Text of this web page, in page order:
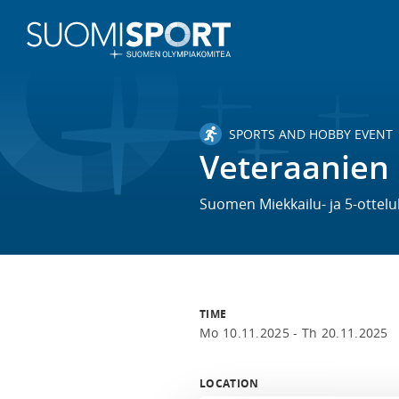
SPORTS AND HOBBY EVENT
Veteraanien
Suomen Miekkailu- ja 5-
TIME
Mo 10.11.2025 - Th 20.11.2025
LOCATION